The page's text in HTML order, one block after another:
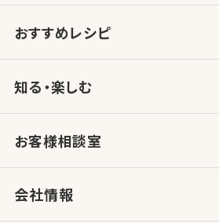
おすすめレシピ
知る・楽しむ
お客様相談室
会社情報